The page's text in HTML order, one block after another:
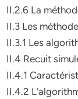
II.2.6 La
II.3 Les
II.3.1 Les
II.4 Recuit
II.4.1
II.4.2